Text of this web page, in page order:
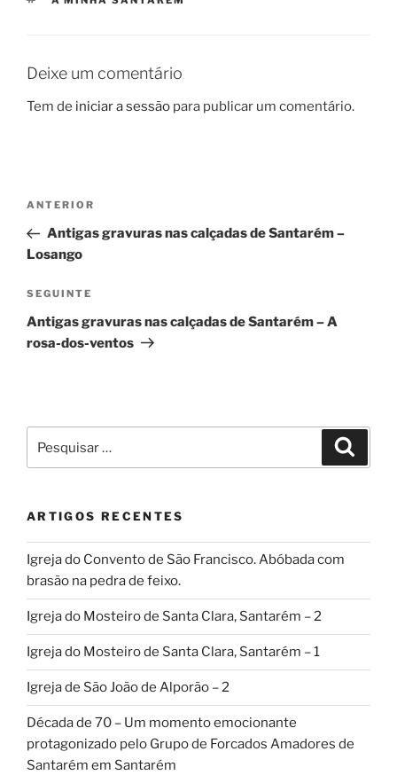
Deixe um comentário
Tem de iniciar a sessão para publicar um comentário.
Navegação
artigos
Conteúdo
anterior
ANTERIOR
Antigas gravuras nas calçadas de Santarém –
Losango
Conteúdo
seguinte
SEGUINTE
Antigas gravuras nas calçadas de Santarém – A
rosa-dos-ventos
por:
ARTIGOS RECENTES
Igreja do Convento de São Francisco. Abóbada com
brasão na pedra de feixo.
Igreja do Mosteiro de Santa Clara, Santarém – 2
Igreja do Mosteiro de Santa Clara, Santarém – 1
Igreja de São João de Alporão – 2
Década de 70 – Um momento emocionante
protagonizado pelo Grupo de Forcados Amadores de
Santarém em Santarém